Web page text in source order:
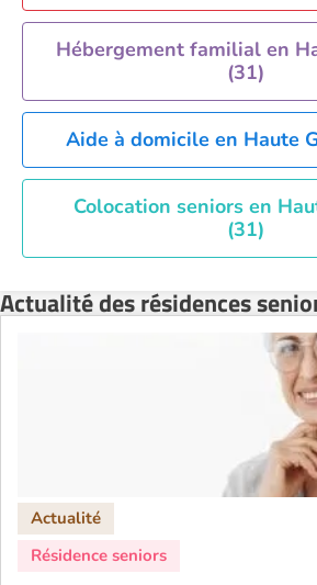
Hébergement familial en
(31)
Aide à domicile en Haute
Colocation seniors en
(31)
Actualité des résidences